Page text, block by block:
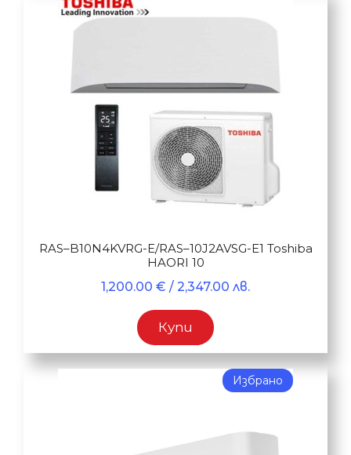
RAS–B10N4KVRG-E/RAS–10J2AVSG-E1 Toshiba
HAORI 10
1,200.00 € / 2,347.00 лв.
Купи
Избрано